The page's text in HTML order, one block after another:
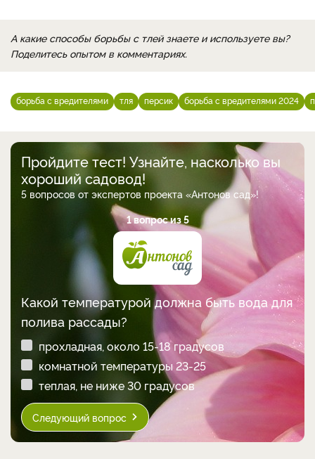
А какие способы борьбы с тлей знаете и используете вы?
Поделитесь опытом в комментариях.
борьба с вредителями тля персик борьба с вредителями 2024
Пройдите тест! Узнайте, насколько вы
хороший садовод!
5 вопросов от экспертов проекта «Антонов сад»!
1 вопрос из 5
Какой температурой должна быть вода для
полива рассады?
прохладная, около 15-18 градусов
комнатной температуры 23-25
теплая, не ниже 30 градусов
Следующий вопрос